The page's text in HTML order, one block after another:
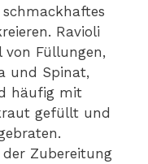
Ravioli
Füllungen,
und Spinat,
häufig mit
gefüllt und
Zubereitung